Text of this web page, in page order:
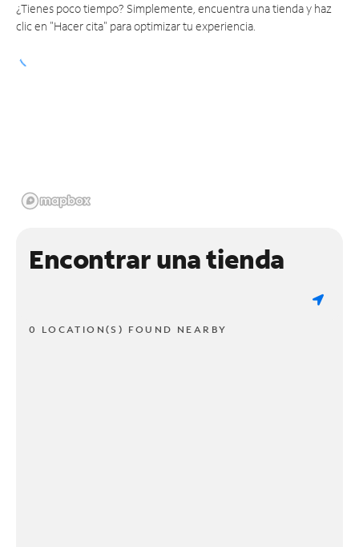
¿Tienes poco tiempo? Simplemente, encuentra una tienda y haz
clic en "Hacer cita" para optimizar tu experiencia.
Encontrar una tienda
0 LOCATION(S) FOUND NEARBY